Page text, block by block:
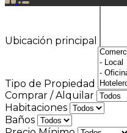
Ubicación principal
Tipo de Propiedad
Comprar / Alquilar
Habitaciones
Baños